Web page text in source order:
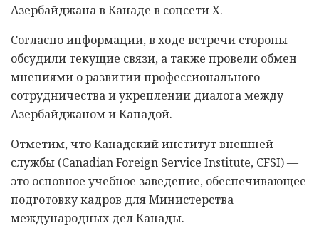
Азербайджана в Канаде в соцсети X.
Согласно информации, в ходе встречи стороны
обсудили текущие связи, а также провели обмен
мнениями о развитии профессионального
сотрудничества и укреплении диалога между
Азербайджаном и Канадой.
Отметим, что Канадский институт внешней
службы (Canadian Foreign Service Institute, CFSI) —
это основное учебное заведение, обеспечивающее
подготовку кадров для Министерства
международных дел Канады.